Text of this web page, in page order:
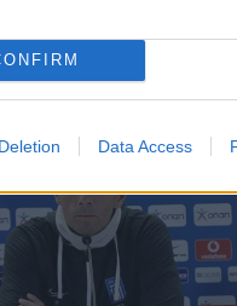
Data Access
συνεχίζει